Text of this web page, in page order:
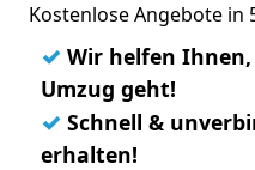
Kostenlose Angebote in
✓ Wir helfen
Umzug geht!
✓ Schnell &
erhalten!